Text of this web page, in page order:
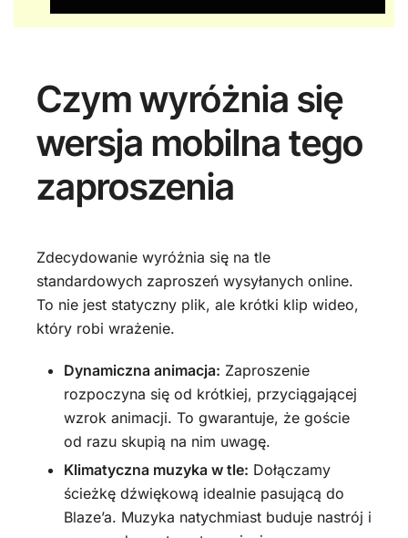
Czym wyróżnia się
wersja mobilna tego
zaproszenia
Zdecydowanie wyróżnia się na tle
standardowych zaproszeń wysyłanych online.
To nie jest statyczny plik, ale krótki klip wideo,
który robi wrażenie.
Dynamiczna animacja: Zaproszenie
rozpoczyna się od krótkiej, przyciągającej
wzrok animacji. To gwarantuje, że goście
od razu skupią na nim uwagę.
Klimatyczna muzyka w tle: Dołączamy
ścieżkę dźwiękową idealnie pasującą do
Blaze’a. Muzyka natychmiast buduje nastrój i